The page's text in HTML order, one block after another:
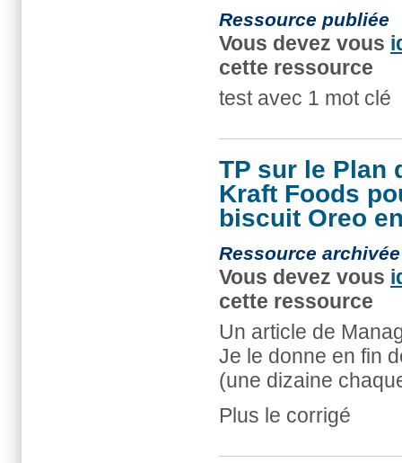
Ressource publiée
Vous devez vous
cette ressource
test avec 1 mot clé
TP sur le Plan
Kraft Foods
biscuit Oreo
Ressource archivée
Vous devez vous
cette ressource
Un article de
Je le donne en fin
(une dizaine
Plus le corrigé